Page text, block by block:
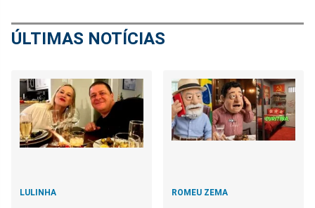
ÚLTIMAS NOTÍCIAS
LULINHA ROMEU ZEMA